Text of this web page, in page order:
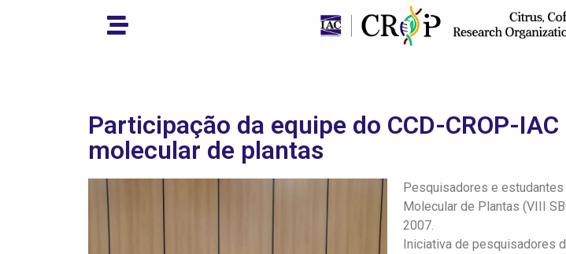
Participação da equipe do CCD-CROP-
molecular de plantas
Pesquisadores e estudantes
Molecular de Plantas (VIII
2007.
Iniciativa de pesquisadores